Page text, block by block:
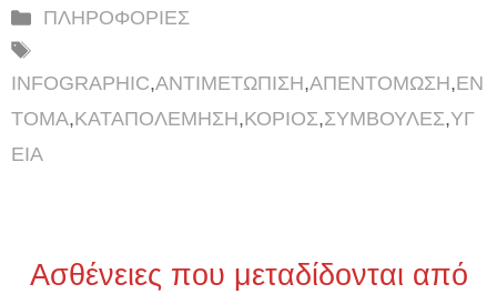
Κατηγορίες
ΠΛΗΡΟΦΟΡΙΕΣ
INFOGRAPHIC,ΑΝΤΙΜΕΤΩΠΙΣΗ,ΑΠΕΝΤΟΜΩΣΗ,ΕΝ
ΤΟΜΑ,ΚΑΤΑΠΟΛΕΜΗΣΗ,ΚΟΡΙΟΣ,ΣΥΜΒΟΥΛΕΣ,ΥΓ
ΕΙΑ
Ασθένειες που μεταδίδονται από